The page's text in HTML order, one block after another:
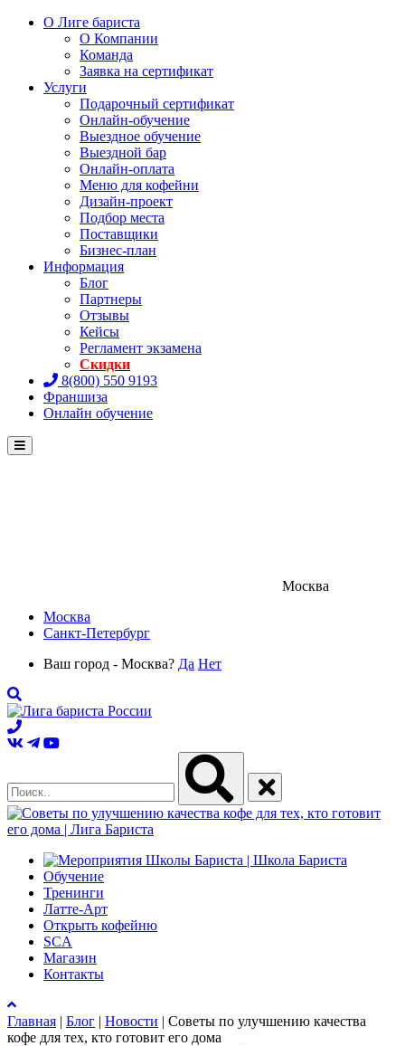
О Лиге бариста
О Компании
Команда
Заявка на сертификат
Услуги
Подарочный сертификат
Онлайн-обучение
Выездное обучение
Выездной бар
Онлайн-оплата
Меню для кофейни
Дизайн-проект
Подбор места
Поставщики
Бизнес-план
Информация
Блог
Партнеры
Отзывы
Кейсы
Регламент экзамена
Скидки
8(800) 550 9193
Франшиза
Онлайн обучение
Menu
Москва
Москва
Санкт-Петербург
Ваш город - Москва? Да Нет
Обучение
Тренинги
Латте-Арт
Открыть кофейню
SCA
Магазин
Контакты
Главная | Блог | Новости | Советы по улучшению качества
кофе для тех, кто готовит его дома